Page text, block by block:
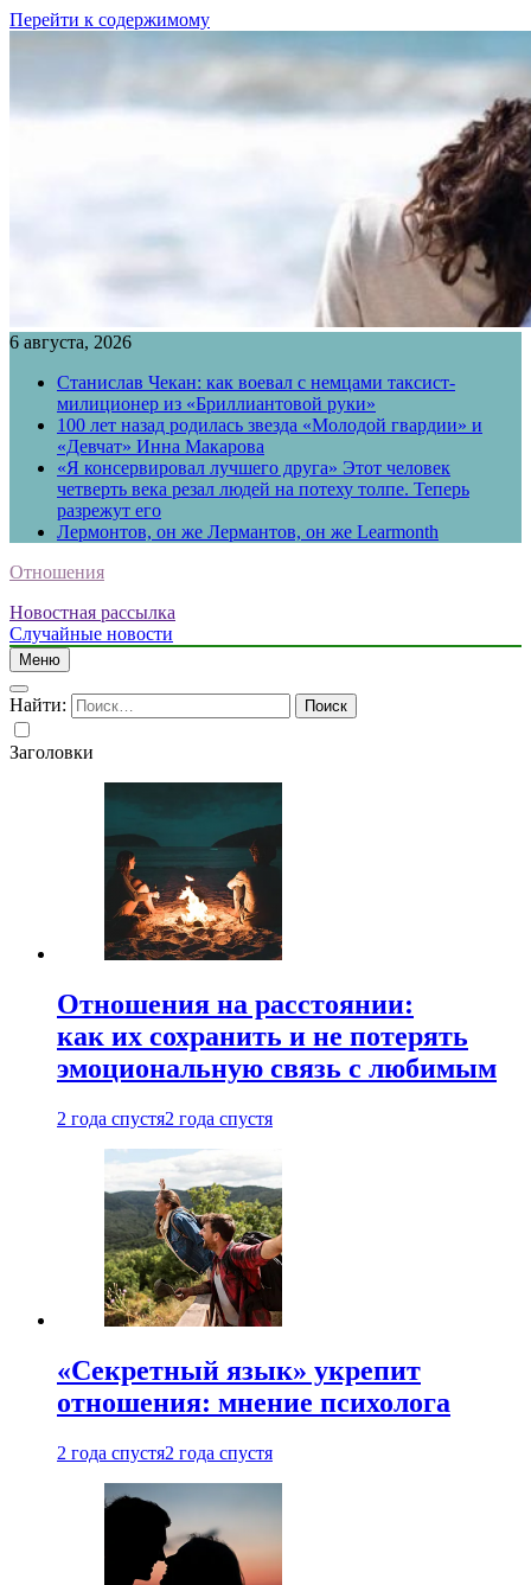
Перейти к содержимому
6 августа, 2026
Станислав Чекан: как воевал с немцами таксист-
милиционер из «Бриллиантовой руки»
100 лет назад родилась звезда «Молодой гвардии» и
«Девчат» Инна Макарова
«Я консервировал лучшего друга» Этот человек
четверть века резал людей на потеху толпе. Теперь
разрежут его
Лермонтов, он же Лермантов, он же Learmonth
Отношения
Новостная рассылка
Случайные новости
Меню
Найти:
Заголовки
Отношения на расстоянии:
как их сохранить и не потерять
эмоциональную связь с любимым
2 года спустя2 года спустя
«Секретный язык» укрепит
отношения: мнение психолога
2 года спустя2 года спустя